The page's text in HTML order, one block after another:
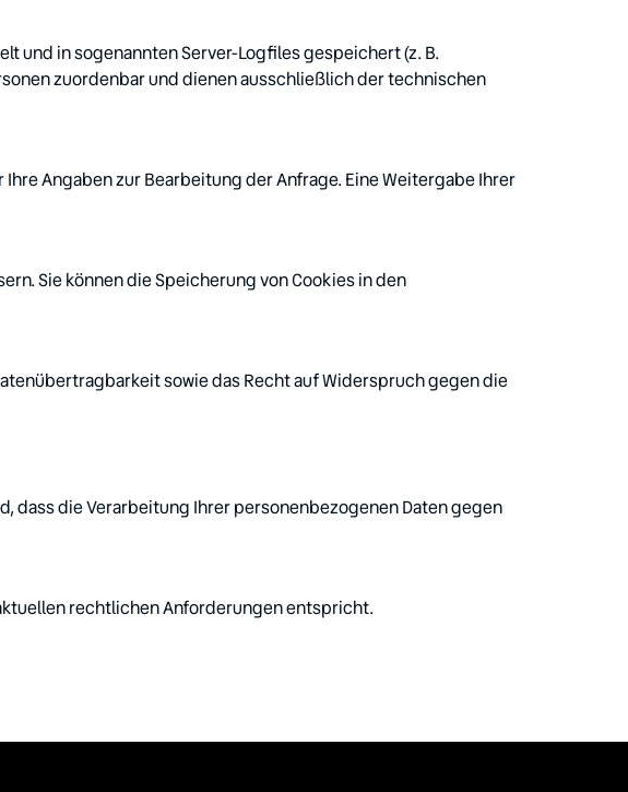
und in sogenannten Server-Logfiles gespeichert (z. B.
zuordenbar und dienen ausschließlich der technischen
Angaben zur Bearbeitung der Anfrage. Eine Weitergabe Ihrer
Sie können die Speicherung von Cookies in den
sowie das Recht auf Widerspruch gegen die
dass die Verarbeitung Ihrer personenbezogenen Daten gegen
rechtlichen Anforderungen entspricht.